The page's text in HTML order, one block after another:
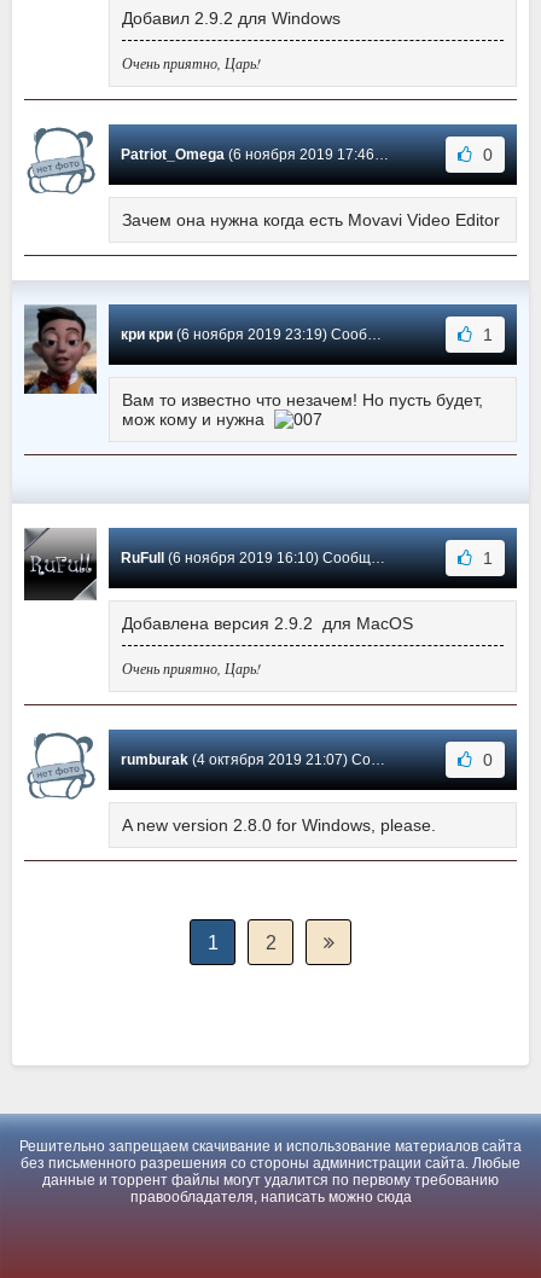
Добавил 2.9.2 для Windows
Очень приятно, Царь!
Patriot_Omega(6 ноября 2019 17:46) Сообщение #15 0
Зачем она нужна когда есть Movavi Video Editor
кри кри(6 ноября 2019 23:19) Сообщение #14 1
Вам то известно что незачем! Но пусть будет,
мож кому и нужна
RuFull (6 ноября 2019 16:10) Сообщение #13 1
Добавлена версия 2.9.2 для MacOS
Очень приятно, Царь!
rumburak(4 октября 2019 21:07) Сообщение #12 0
A new version 2.8.0 for Windows, please.
1 2
Решительно запрещаем скачивание и использование материалов сайта
без письменного разрешения со стороны администрации сайта. Любые
данные и торрент файлы могут удалится по первому требованию
правообладателя, написать можно сюда